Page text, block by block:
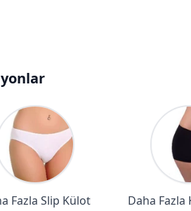
Fazla Slip Külot
Daha Fazla